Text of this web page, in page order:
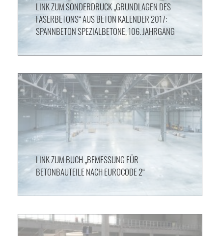
LINK ZUM SONDERDRUCK „GRUNDLAGEN DES
FASERBETONS“ AUS BETON KALENDER 2017:
SPANNBETON SPEZIALBETONE, 106. JAHRGANG
LINK ZUM BUCH „BEMESSUNG FÜR
BETONBAUTEILE NACH EUROCODE 2“